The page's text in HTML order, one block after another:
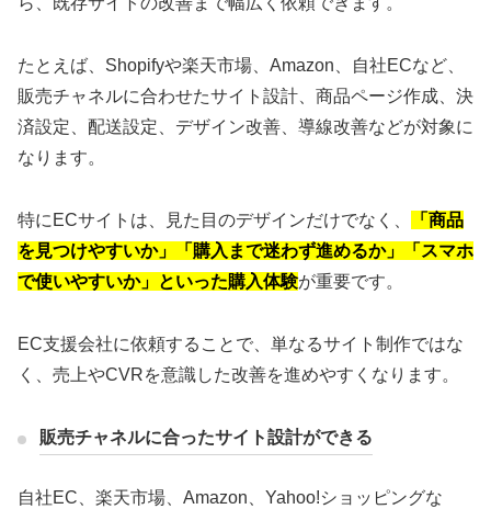
たとえば、Shopifyや楽天市場、Amazon、自社ECなど、
販売チャネルに合わせたサイト設計、商品ページ作成、決
済設定、配送設定、デザイン改善、導線改善などが対象に
なります。
特にECサイトは、見た目のデザインだけでなく、
「商品
を見つけやすいか」「購入まで迷わず進めるか」「スマホ
で使いやすいか」といった購入体験が重要です。
EC支援会社に依頼することで、単なるサイト制作ではな
く、売上やCVRを意識した改善を進めやすくなります。
販売チャネルに合ったサイト設計ができる
自社EC、楽天市場、Amazon、Yahoo!ショッピングな